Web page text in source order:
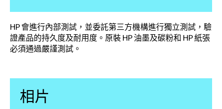
HP 會進行內部測試，並委託第三方機構進行獨立測試，驗
證產品的持久度及耐用度。原裝 HP 油墨及碳粉和 HP 紙張
必須通過嚴謹測試。
相片